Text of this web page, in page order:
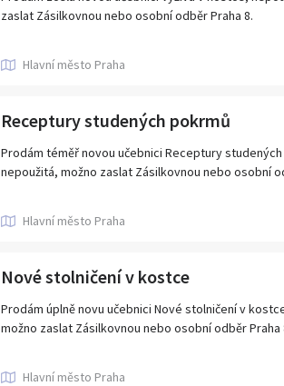
zaslat Zásilkovnou nebo osobní odběr Praha 8.
Hlavní město Praha
Receptury studených pokrmů
Prodám téměř novou učebnici Receptury
nepoužitá, možno zaslat Zásilkovnou nebo osobní
Hlavní město Praha
Nové stolničení v kostce
Prodám úplně novu učebnici Nové stolničení v
možno zaslat Zásilkovnou nebo osobní odběr Praha
Hlavní město Praha